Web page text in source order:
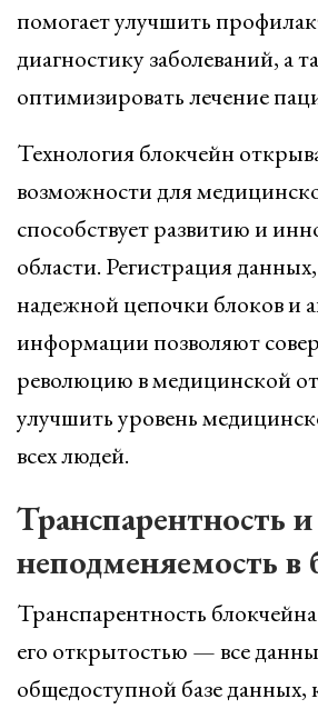
помогает улучшить
диагностику заболеваний, а
оптимизировать лечение
Технология блокчейн
возможности для
способствует развитию и
области. Регистрация
надежной цепочки блоков и
информации позволяют
революцию в медицинской
улучшить уровень
всех людей.
Транспарентность и
неподменяемость в
Транспарентность
его открытостью — все
общедоступной базе данных,